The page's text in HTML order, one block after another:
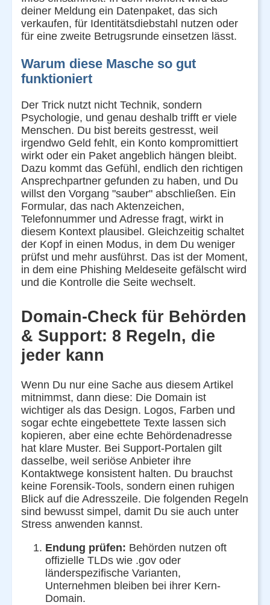
deiner Meldung ein Datenpaket, das sich
verkaufen, für Identitätsdiebstahl nutzen oder
für eine zweite Betrugsrunde einsetzen lässt.
Warum diese Masche so gut
funktioniert
Der Trick nutzt nicht Technik, sondern
Psychologie, und genau deshalb trifft er viele
Menschen. Du bist bereits gestresst, weil
irgendwo Geld fehlt, ein Konto kompromittiert
wirkt oder ein Paket angeblich hängen bleibt.
Dazu kommt das Gefühl, endlich den richtigen
Ansprechpartner gefunden zu haben, und Du
willst den Vorgang "sauber" abschließen. Ein
Formular, das nach Aktenzeichen,
Telefonnummer und Adresse fragt, wirkt in
diesem Kontext plausibel. Gleichzeitig schaltet
der Kopf in einen Modus, in dem Du weniger
prüfst und mehr ausführst. Das ist der Moment,
in dem eine Phishing Meldeseite gefälscht wird
und die Kontrolle die Seite wechselt.
Domain-Check für Behörden
& Support: 8 Regeln, die
jeder kann
Wenn Du nur eine Sache aus diesem Artikel
mitnimmst, dann diese: Die Domain ist
wichtiger als das Design. Logos, Farben und
sogar echte eingebettete Texte lassen sich
kopieren, aber eine echte Behördenadresse
hat klare Muster. Bei Support-Portalen gilt
dasselbe, weil seriöse Anbieter ihre
Kontaktwege konsistent halten. Du brauchst
keine Forensik-Tools, sondern einen ruhigen
Blick auf die Adresszeile. Die folgenden Regeln
sind bewusst simpel, damit Du sie auch unter
Stress anwenden kannst.
Endung prüfen: Behörden nutzen oft
offizielle TLDs wie .gov oder
länderspezifische Varianten,
Unternehmen bleiben bei ihrer Kern-
Domain.